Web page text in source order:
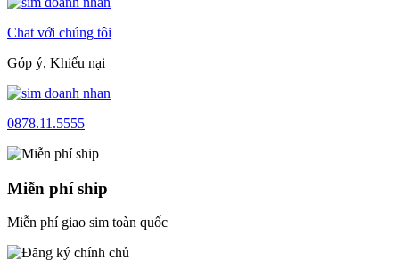
Chat với chúng tôi
Góp ý, Khiếu nại
0878.11.5555
Miễn phí ship
Miễn phí giao sim toàn quốc